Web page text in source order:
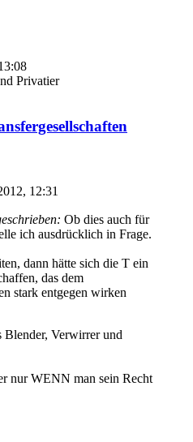
Privatier
12:31
Ob dies auch für
ich ausdrücklich in Frage.
dann hätte sich die T ein
das dem
stark entgegen wirken
Verwirrer und
nur WENN man sein Recht